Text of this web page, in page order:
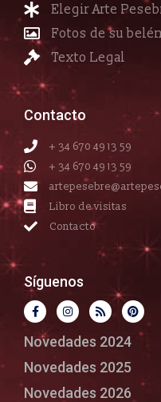
Elegir Arte
Fotos de su belén
Texto Legal
Contacto
+ 34 670 49 13 59
+ 34 670 49 13 59
Libro de visitas
Contacto
Síguenos
Novedades 2024
Novedades 2025
Novedades 2026